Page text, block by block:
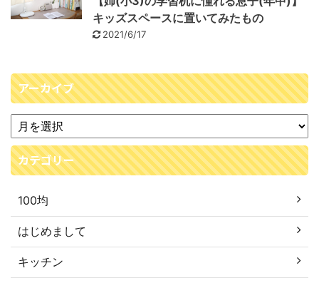
キッズスペースに置いてみたもの
2021/6/17
アーカイブ
カテゴリー
100均
はじめまして
キッチン